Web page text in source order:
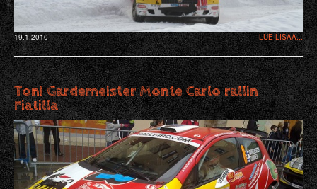
19.1.2010 LUE LISÄÄ...
Toni Gardemeister Monte Carlo rallin
Fiatilla